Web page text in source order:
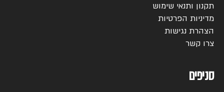
תקנון ותנאי שימוש
מדיניות הפרטיות
הצהרת נגישות
צרו קשר
סניפים